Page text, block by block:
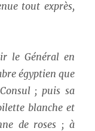
tout exprès,
le Général en
égyptien que
; puis sa
blanche et
de roses ; à